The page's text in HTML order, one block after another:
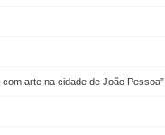
arte na cidade de João Pessoa”